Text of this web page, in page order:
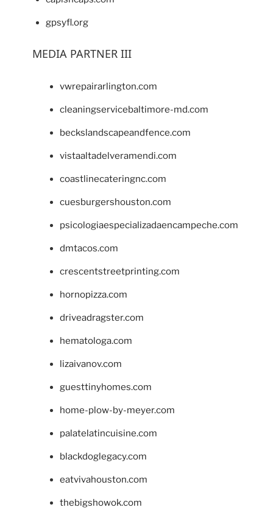
gpsyfl.org
MEDIA PARTNER III
vwrepairarlington.com
cleaningservicebaltimore-md.com
beckslandscapeandfence.com
vistaaltadelveramendi.com
coastlinecateringnc.com
cuesburgershouston.com
psicologiaespecializadaencampeche.com
dmtacos.com
crescentstreetprinting.com
hornopizza.com
driveadragster.com
hematologa.com
lizaivanov.com
guesttinyhomes.com
home-plow-by-meyer.com
palatelatincuisine.com
blackdoglegacy.com
eatvivahouston.com
thebigshowok.com